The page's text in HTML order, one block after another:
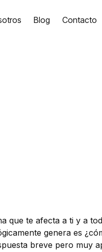
Blog Contacto
que te afecta a ti y a
genera es
breve pero muy